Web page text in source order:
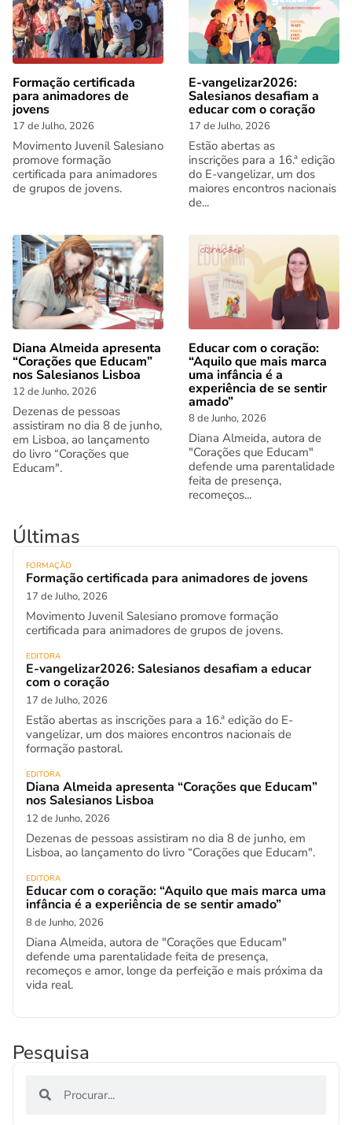
Formação certificada
para animadores de
jovens
17 de Julho, 2026
Movimento Juvenil Salesiano
promove formação
certificada para animadores
de grupos de jovens.
E-vangelizar2026:
Salesianos desafiam a
educar com o coração
17 de Julho, 2026
Estão abertas as
inscrições para a 16.ª edição
do E-vangelizar, um dos
maiores encontros nacionais
de...
Diana Almeida apresenta
“Corações que Educam”
nos Salesianos Lisboa
12 de Junho, 2026
Dezenas de pessoas
assistiram no dia 8 de junho,
em Lisboa, ao lançamento
do livro “Corações que
Educam".
Educar com o coração:
“Aquilo que mais marca
uma infância é a
experiência de se sentir
amado”
8 de Junho, 2026
Diana Almeida, autora de
"Corações que Educam"
defende uma parentalidade
feita de presença,
recomeços...
Últimas
FORMAÇÃO
Formação certificada para animadores de jovens
17 de Julho, 2026
Movimento Juvenil Salesiano promove formação
certificada para animadores de grupos de jovens.
EDITORA
E-vangelizar2026: Salesianos desafiam a educar
com o coração
17 de Julho, 2026
Estão abertas as inscrições para a 16.ª edição do E-
vangelizar, um dos maiores encontros nacionais de
formação pastoral.
EDITORA
Diana Almeida apresenta “Corações que Educam”
nos Salesianos Lisboa
12 de Junho, 2026
Dezenas de pessoas assistiram no dia 8 de junho, em
Lisboa, ao lançamento do livro “Corações que Educam".
EDITORA
Educar com o coração: “Aquilo que mais marca uma
infância é a experiência de se sentir amado”
8 de Junho, 2026
Diana Almeida, autora de "Corações que Educam"
defende uma parentalidade feita de presença,
recomeços e amor, longe da perfeição e mais próxima da
vida real.
Pesquisa